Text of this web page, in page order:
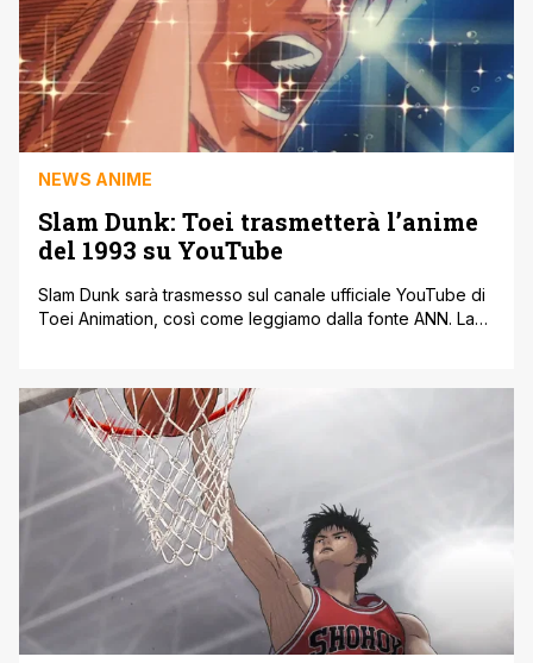
NEWS ANIME
Slam Dunk: Toei trasmetterà l’anime
del 1993 su YouTube
Slam Dunk sarà trasmesso sul canale ufficiale YouTube di
Toei Animation, così come leggiamo dalla fonte ANN. La
su YouTube in maniera totalmente gratuita, con gli episodi
che arriveranno settimana dopo settimana. Si inizia con i
primi 10 episodi [']